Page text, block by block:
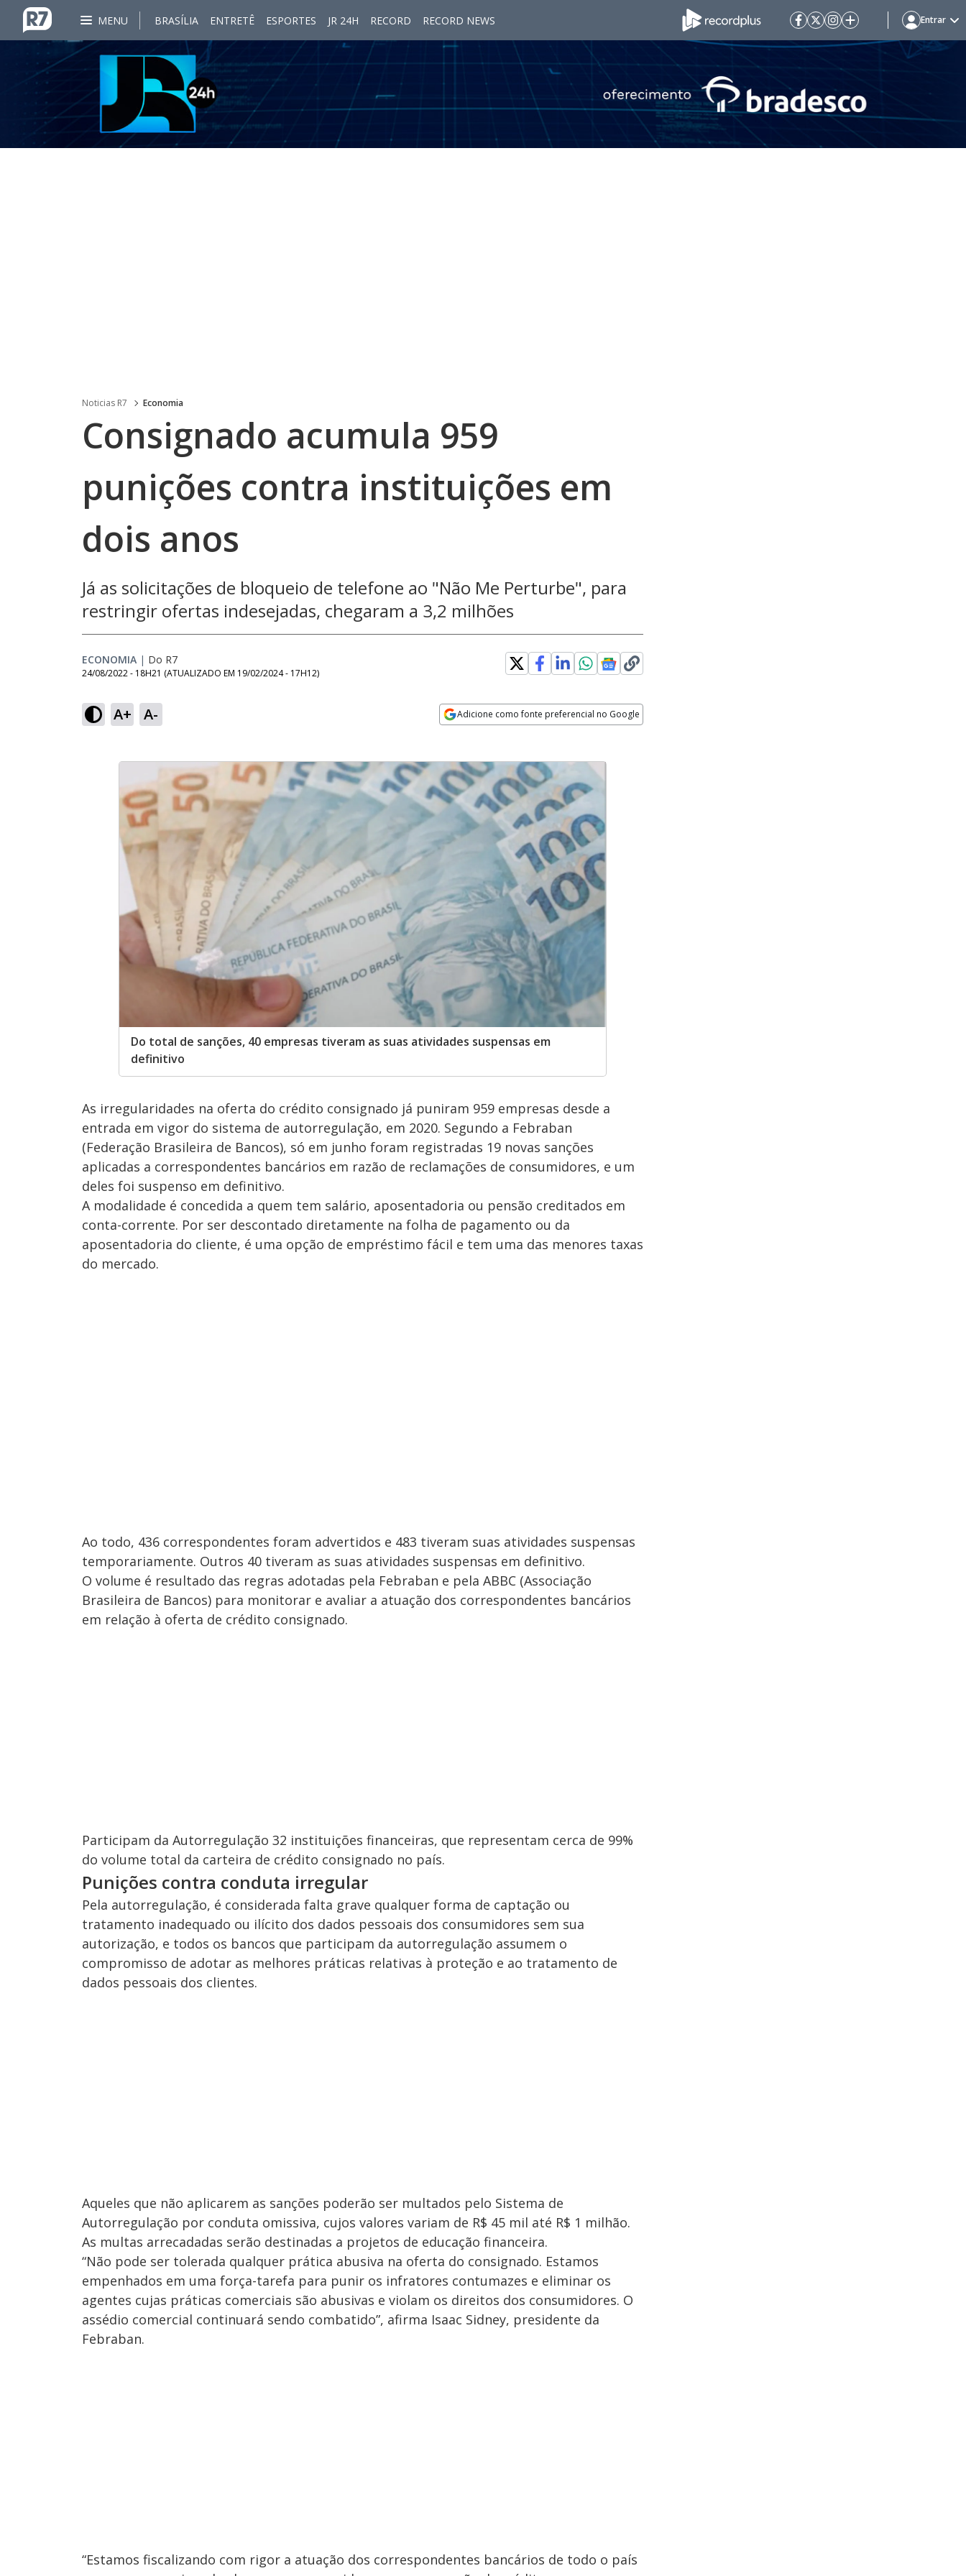
MENU BRASÍLIA ENTRETÊ ESPORTES JR 24H RECORD RECORD NEWS Entrar
Noticias R7 Economia
Consignado acumula 959
punições contra instituições em
dois anos
Já as solicitações de bloqueio de telefone ao "Não Me Perturbe", para
restringir ofertas indesejadas, chegaram a 3,2 milhões
ECONOMIA | Do R7
24/08/2022 - 18H21 (ATUALIZADO EM 19/02/2024 - 17H12)
A+ A- Adicione como fonte preferencial no Google
Do total de sanções, 40 empresas tiveram as suas atividades suspensas em
definitivo
As irregularidades na oferta do crédito consignado já puniram 959 empresas desde a
entrada em vigor do sistema de autorregulação, em 2020. Segundo a Febraban
(Federação Brasileira de Bancos), só em junho foram registradas 19 novas sanções
aplicadas a correspondentes bancários em razão de reclamações de consumidores, e um
deles foi suspenso em definitivo.
A modalidade é concedida a quem tem salário, aposentadoria ou pensão creditados em
conta-corrente. Por ser descontado diretamente na folha de pagamento ou da
aposentadoria do cliente, é uma opção de empréstimo fácil e tem uma das menores taxas
do mercado.
Ao todo, 436 correspondentes foram advertidos e 483 tiveram suas atividades suspensas
temporariamente. Outros 40 tiveram as suas atividades suspensas em definitivo.
O volume é resultado das regras adotadas pela Febraban e pela ABBC (Associação
Brasileira de Bancos) para monitorar e avaliar a atuação dos correspondentes bancários
em relação à oferta de crédito consignado.
Participam da Autorregulação 32 instituições financeiras, que representam cerca de 99%
do volume total da carteira de crédito consignado no país.
Punições contra conduta irregular
Pela autorregulação, é considerada falta grave qualquer forma de captação ou
tratamento inadequado ou ilícito dos dados pessoais dos consumidores sem sua
autorização, e todos os bancos que participam da autorregulação assumem o
compromisso de adotar as melhores práticas relativas à proteção e ao tratamento de
dados pessoais dos clientes.
Aqueles que não aplicarem as sanções poderão ser multados pelo Sistema de
Autorregulação por conduta omissiva, cujos valores variam de R$ 45 mil até R$ 1 milhão.
As multas arrecadadas serão destinadas a projetos de educação financeira.
“Não pode ser tolerada qualquer prática abusiva na oferta do consignado. Estamos
empenhados em uma força-tarefa para punir os infratores contumazes e eliminar os
agentes cujas práticas comerciais são abusivas e violam os direitos dos consumidores. O
assédio comercial continuará sendo combatido”, afirma Isaac Sidney, presidente da
Febraban.
“Estamos fiscalizando com rigor a atuação dos correspondentes bancários de todo o país